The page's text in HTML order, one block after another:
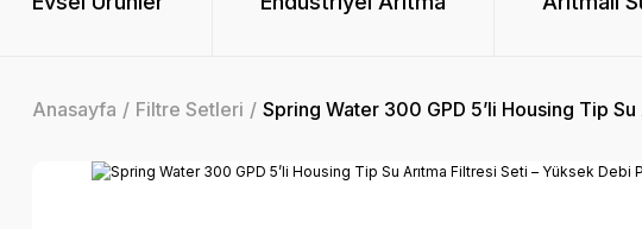
Anasayfa Filtre Setleri Spring Water 300 GPD 5’li Housing Tip